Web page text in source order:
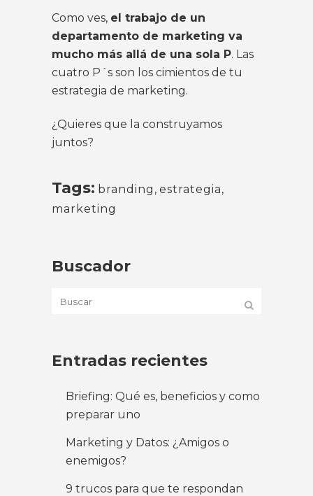
Como ves, el trabajo de un
departamento de marketing va
mucho más allá de una sola P. Las
cuatro P´s son los cimientos de tu
estrategia de marketing.
¿Quieres que la construyamos
juntos?
Tags: branding , estrategia,
marketing
Buscador
Entradas recientes
Briefing: Qué es, beneficios y como
preparar uno
Marketing y Datos: ¿Amigos o
enemigos?
9 trucos para que te respondan